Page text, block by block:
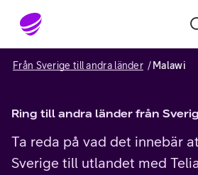
Gå till sidans innehåll
Från Sverige till andra länder Malawi
Ring till andra länder från
Ta reda på vad det innebär
Sverige till utlandet med